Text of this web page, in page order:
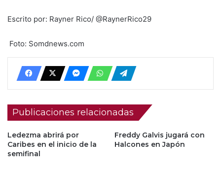
Escrito por: Rayner Rico/ @RaynerRico29
Foto: Somdnews.com
Publicaciones relacionadas
Ledezma abrirá por
Caribes en el inicio de la
semifinal
Freddy Galvis jugará con
Halcones en Japón